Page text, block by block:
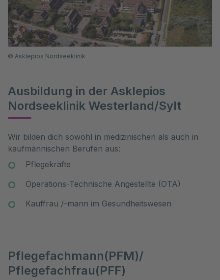
© Asklepios Nordseeklinik
Ausbildung in der Asklepios
Nordseeklinik Westerland/Sylt
Wir bilden dich sowohl in medizinischen als auch in
kaufmännischen Berufen aus:
Pflegekräfte
Operations-Technische Angestellte (OTA)
Kauffrau /-mann im Gesundheitswesen
Pflegefachmann(PFM)/
Pflegefachfrau(PFF)